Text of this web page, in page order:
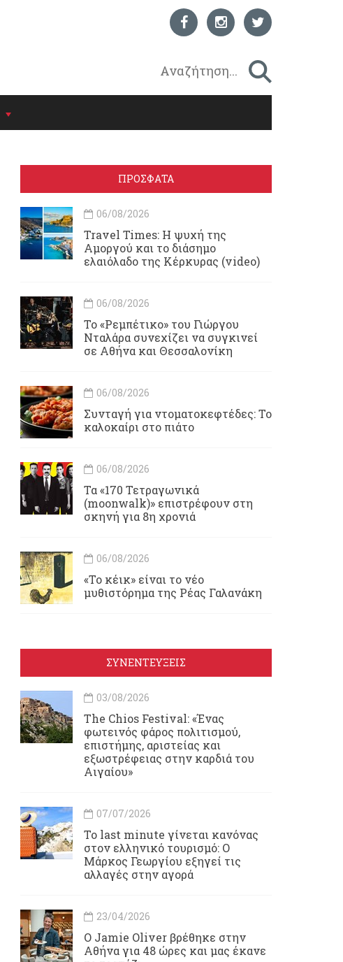
ΠΡΟΣΦΑΤΑ
06/08/2026
Travel Times: H ψυχή της
Αμοργού και το διάσημο
ελαιόλαδο της Κέρκυρας (video)
06/08/2026
Το «Ρεμπέτικο» του Γιώργου
Νταλάρα συνεχίζει να συγκινεί
σε Αθήνα και Θεσσαλονίκη
06/08/2026
Συνταγή για ντοματοκεφτέδες: Το
καλοκαίρι στο πιάτο
06/08/2026
Τα «170 Τετραγωνικά
(moonwalk)» επιστρέφουν στη
σκηνή για 8η χρονιά
06/08/2026
«Το κέικ» είναι το νέο
μυθιστόρημα της Ρέας Γαλανάκη
ΣΥΝΕΝΤΕΥΞΕΙΣ
03/08/2026
Τhe Chios Festival: «Ένας
φωτεινός φάρος πολιτισμού,
επιστήμης, αριστείας και
εξωστρέφειας στην καρδιά του
Αιγαίου»
07/07/2026
Το last minute γίνεται κανόνας
στον ελληνικό τουρισμό: Ο
Μάρκος Γεωργίου εξηγεί τις
αλλαγές στην αγορά
23/04/2026
Ο Jamie Oliver βρέθηκε στην
Αθήνα για 48 ώρες και μας έκανε